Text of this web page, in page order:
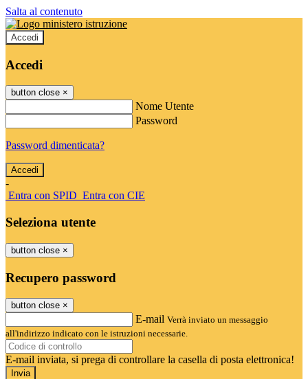
Salta al contenuto
Accedi
Accedi
button close ×
Nome Utente
Password
Password dimenticata?
-
Entra con SPID Entra con CIE
Seleziona utente
button close ×
Recupero password
button close ×
E-mail Verrà inviato un messaggio
all'indirizzo indicato con le istruzioni necessarie.
E-mail inviata, si prega di controllare la casella di posta elettronica!